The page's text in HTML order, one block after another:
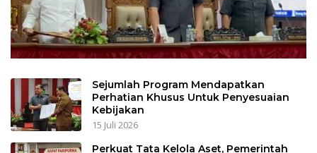
Sejumlah Program Mendapatkan
Perhatian Khusus Untuk Penyesuaian
Kebijakan
15 Juli 2026
Perkuat Tata Kelola Aset, Pemerintah